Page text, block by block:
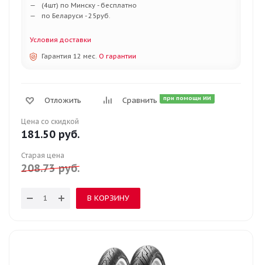
(4шт) по Минску - бесплатно
по Беларуси - 25руб.
Условия доставки
Гарантия 12 мес. О гарантии
Отложить Сравнить при помощи ИИ
Цена со скидкой
181.50 руб.
Старая цена
208.73руб.
В КОРЗИНУ